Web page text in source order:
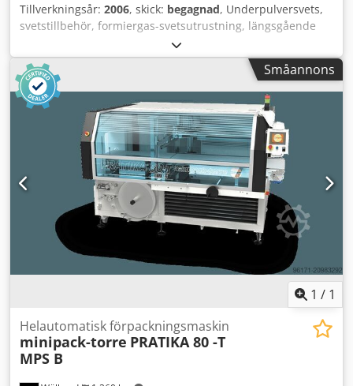
Tillverkningsår: 2006, skick: begagnad, Underpulversvets,
svetstillbehör, formiergas-svetsutrustning, längsgående
svetstralla, chassi, svetstralla, längsgående svetstralla,
svetshalvautomat, svetstralla, skyddsgassvets,
längssömssvetssystem, längssömssvetsmaskin,
längssömssvets, Rail Runner - Underpulversvets: utan
strömkälla - Underpulversvets typ: Minisaf 02 - Styrbox
SUBARC 3 - Mellanslangpaket - Tillbehör Crodpsd Nlf Njfx
Ahzsf - Mått: 1200/800/H500 mm - Vikt: 215 kg
Småannons
1 / 1
Helautomatisk förpackningsmaskin
minipack-torre PRATIKA 80 -T
MPS B